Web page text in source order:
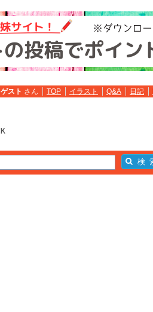
ゲスト さん TOP イラスト Q&A 日記